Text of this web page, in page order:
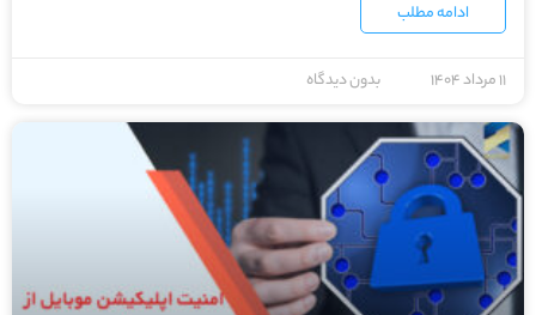
ادامه مطلب
۱۱ مرداد ۱۴۰۴ بدون دیدگاه